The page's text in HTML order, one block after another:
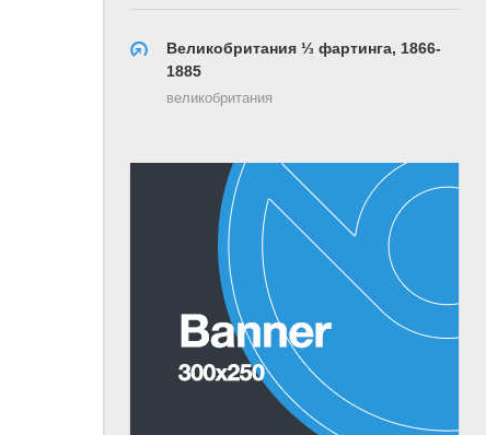
Великобритания ⅓ фартинга, 1866-
1885
великобритания